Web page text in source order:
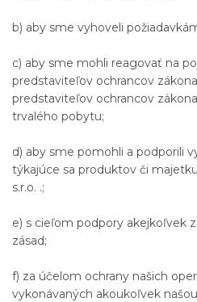
b) aby sme vyhoveli
c) aby sme mohli reagovať na
predstaviteľov ochrancov
predstaviteľov ochrancov
trvalého pobytu;
d) aby sme pomohli a podporili
týkajúce sa produktov či
s.r.o. .;
e) s cieľom podpory akejkoľvek
zásad;
f) za účelom ochrany našich
vykonávaných akoukoľvek